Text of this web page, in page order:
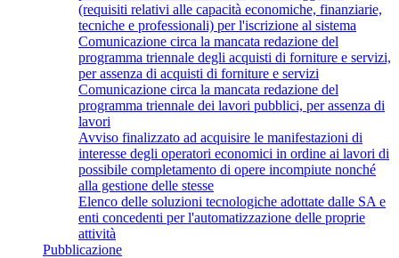
(requisiti relativi alle capacità economiche, finanziarie,
tecniche e professionali) per l'iscrizione al sistema
Comunicazione circa la mancata redazione del
programma triennale degli acquisti di forniture e servizi,
per assenza di acquisti di forniture e servizi
Comunicazione circa la mancata redazione del
programma triennale dei lavori pubblici, per assenza di
lavori
Avviso finalizzato ad acquisire le manifestazioni di
interesse degli operatori economici in ordine ai lavori di
possibile completamento di opere incompiute nonché
alla gestione delle stesse
Elenco delle soluzioni tecnologiche adottate dalle SA e
enti concedenti per l'automatizzazione delle proprie
attività
Pubblicazione